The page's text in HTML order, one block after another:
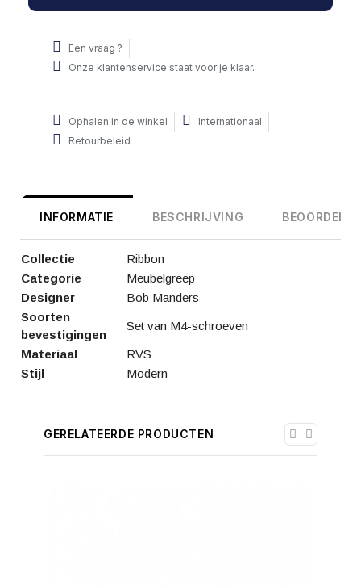
Een vraag ?
Onze klantenservice staat voor je klaar.
Ophalen in de winkel
Internationaal
Retourbeleid
INFORMATIE BESCHRIJVING
Collectie
Ribbon
Categorie
Meubelgreep
Designer
Bob Manders
Soorten
bevestigingen
Set van M4-schroeven
Materiaal
RVS
Stijl
Modern
GERELATEERDE PRODUCTEN